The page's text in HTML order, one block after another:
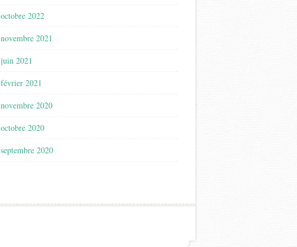
octobre 2022
novembre 2021
juin 2021
février 2021
novembre 2020
octobre 2020
septembre 2020